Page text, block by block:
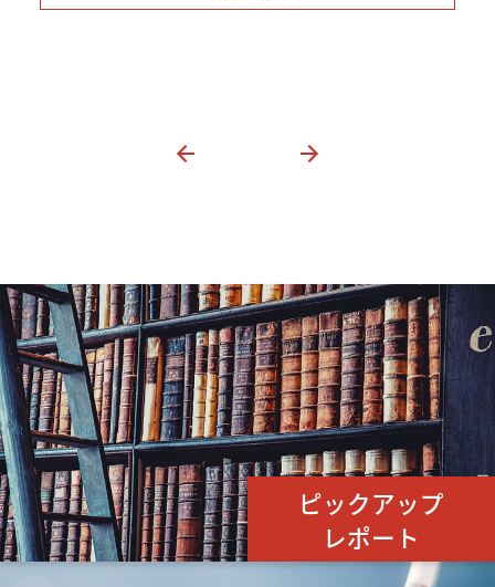
ピックアップ
レポート